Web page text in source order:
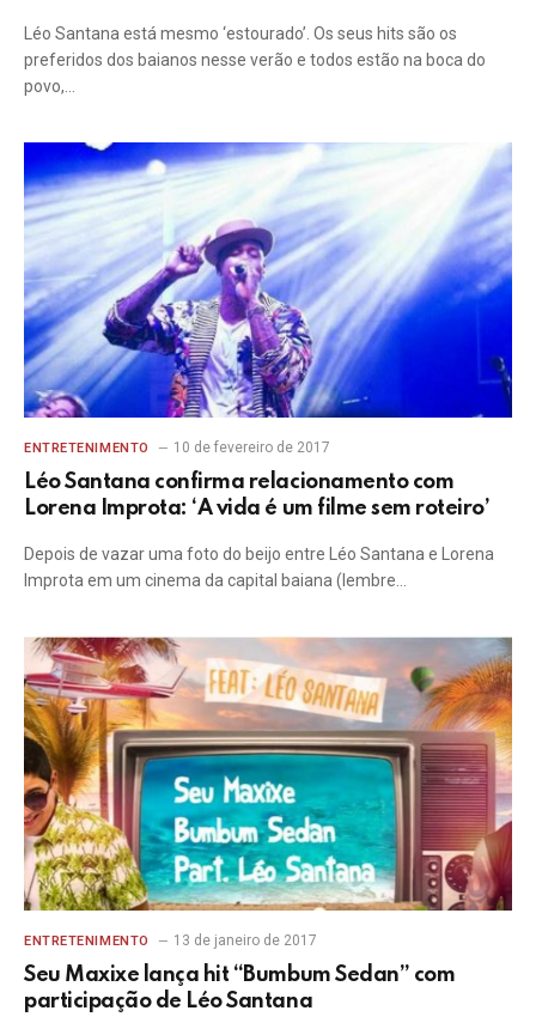
Léo Santana está mesmo ‘estourado’. Os seus hits são os
preferidos dos baianos nesse verão e todos estão na boca do
povo,…
ENTRETENIMENTO 10 de fevereiro de 2017
Léo Santana confirma relacionamento com
Lorena Improta: ‘A vida é um filme sem roteiro’
Depois de vazar uma foto do beijo entre Léo Santana e Lorena
Improta em um cinema da capital baiana (lembre…
ENTRETENIMENTO 13 de janeiro de 2017
Seu Maxixe lança hit “Bumbum Sedan” com
participação de Léo Santana